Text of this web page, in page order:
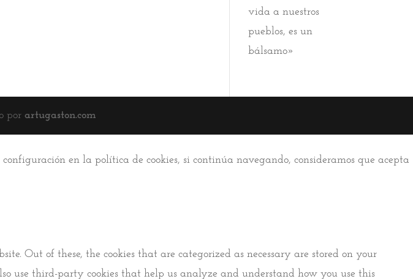
vida a nuestros
pueblos, es un
bálsamo»
por artugaston.com
en la política de cookies, si continúa navegando, consideramos que acepta
Out of these, the cookies that are categorized as necessary are stored on your
use third-party cookies that help us analyze and understand how you use this